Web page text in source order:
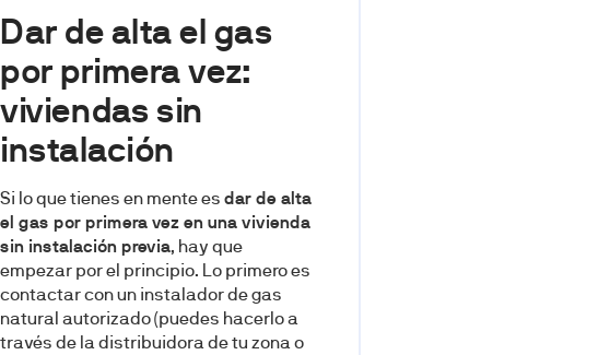
Dar de alta el gas
por primera vez:
viviendas sin
instalación
Si lo que tienes en mente es dar de alta
el gas por primera vez en una vivienda
sin instalación previa, hay que
empezar por el principio. Lo primero es
contactar con un instalador de gas
natural autorizado (puedes hacerlo a
través de la distribuidora de tu zona o